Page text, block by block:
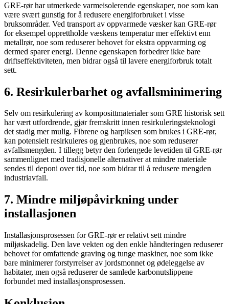
GRE-rør har utmerkede varmeisolerende egenskaper, noe som kan
være svært gunstig for å redusere energiforbruket i visse
bruksområder. Ved transport av oppvarmede væsker kan GRE-rør
for eksempel opprettholde væskens temperatur mer effektivt enn
metallrør, noe som reduserer behovet for ekstra oppvarming og
dermed sparer energi. Denne egenskapen forbedrer ikke bare
driftseffektiviteten, men bidrar også til lavere energiforbruk totalt
sett.
6. Resirkulerbarhet og avfallsminimering
Selv om resirkulering av komposittmaterialer som GRE historisk sett
har vært utfordrende, gjør fremskritt innen resirkuleringsteknologi
det stadig mer mulig. Fibrene og harpiksen som brukes i GRE-rør,
kan potensielt resirkuleres og gjenbrukes, noe som reduserer
avfallsmengden. I tillegg betyr den forlengede levetiden til GRE-rør
sammenlignet med tradisjonelle alternativer at mindre materiale
sendes til deponi over tid, noe som bidrar til å redusere mengden
industriavfall.
7. Mindre miljøpåvirkning under
installasjonen
Installasjonsprosessen for GRE-rør er relativt sett mindre
miljøskadelig. Den lave vekten og den enkle håndteringen reduserer
behovet for omfattende graving og tunge maskiner, noe som ikke
bare minimerer forstyrrelser av jordsmonnet og ødeleggelse av
habitater, men også reduserer de samlede karbonutslippene
forbundet med installasjonsprosessen.